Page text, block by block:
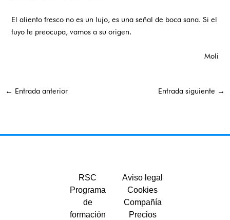
El aliento fresco no es un lujo, es una señal de boca sana. Si el
tuyo te preocupa, vamos a su origen.
Moli
← Entrada anterior Entrada siguiente →
RSC
Programa
de
formación
Aviso legal
Cookies
Compañía
Precios